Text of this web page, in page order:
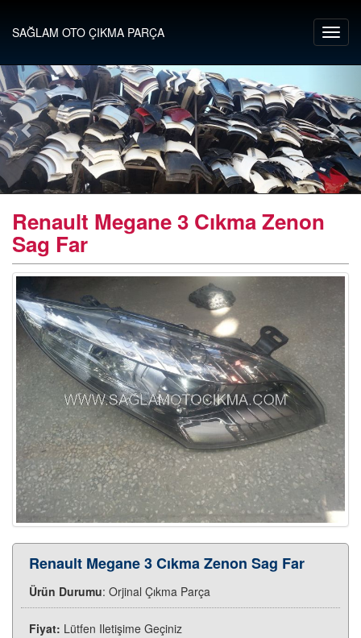
SAĞLAM OTO ÇIKMA PARÇA
Renault Megane 3 Cıkma Zenon
Sag Far
Renault Megane 3 Cıkma Zenon Sag Far
Ürün Durumu: Orjinal Çıkma Parça
Fiyat: Lütfen Iletişime Geçiniz